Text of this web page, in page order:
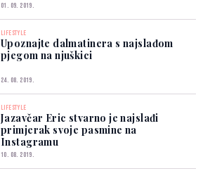
01. 09. 2019.
LIFESTYLE
Upoznajte dalmatinera s najslađom
pjegom na njuškici
24. 08. 2019.
LIFESTYLE
Jazavčar Eric stvarno je najslađi
primjerak svoje pasmine na
Instagramu
10. 08. 2019.